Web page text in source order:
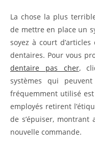
La chose la plus
de mettre en place un
soyez à court
dentaires. Pour vous
dentaire pas cher,
systèmes qui
fréquemment utilisé
employés retirent
de s’épuiser, montrant
nouvelle commande.